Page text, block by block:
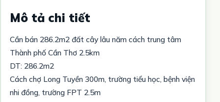
Mô tả chi tiết
Cần bán 286.2m2 đất cây lâu năm cách trung tâm
Thành phố Cần Thơ 2.5km
DT: 286.2m2
Cách chợ Long Tuyền 300m, trường tiểu học, bệnh viện
nhi đồng, trường FPT 2.5m